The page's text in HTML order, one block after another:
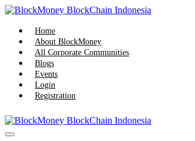
Skip
content
Home
About BlockMoney
All Corporate Communities
Blogs
Events
Login
Registration
Menu